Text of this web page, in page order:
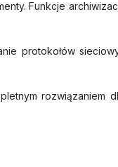
Funkcje
protokołów
rozwiązaniem